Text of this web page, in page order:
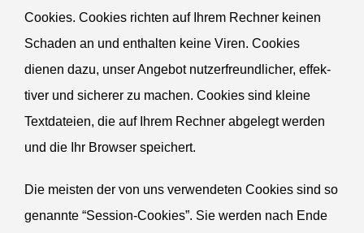
Cookies. Cookies richten auf Ihrem Rechner keinen
Schaden an und enthalten keine Viren. Cookies
dienen dazu, unser Angebot nutzer­freund­licher, effek­
tiver und sicherer zu machen. Cookies sind kleine
Textda­teien, die auf Ihrem Rechner abgelegt werden
und die Ihr Browser speichert.
Die meisten der von uns verwen­deten Cookies sind so
genannte “Session-Cookies”. Sie werden nach Ende